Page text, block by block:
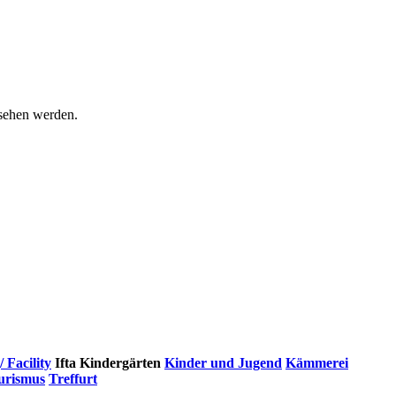
werden.
Facility Ifta Kindergärten Kinder und Jugend Kämmerei
Treffurt